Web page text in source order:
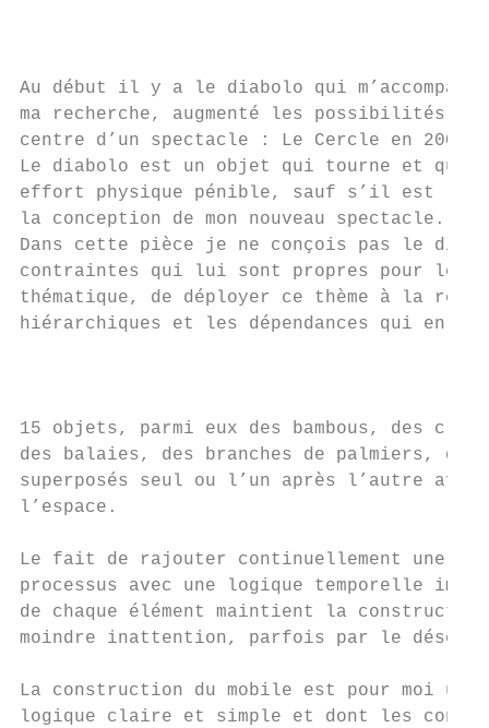
Au début il y a le diabolo qui
ma recherche, augmenté les possibilités
centre d’un spectacle : Le Cercle en
Le diabolo est un objet qui tourne et qui
effort physique pénible, sauf s’il est
la conception de mon nouveau spectacle.
Dans cette pièce je ne conçois pas le
contraintes qui lui sont propres pour les
thématique, de déployer ce thème à la
hiérarchiques et les dépendances qui en
15 objets, parmi eux des bambous, des
des balaies, des branches de palmiers, de
superposés seul ou l’un après l’autre
l’espace.
Le fait de rajouter continuellement une
processus avec une logique temporelle
de chaque élément maintient la
moindre inattention, parfois par le
La construction du mobile est pour moi
logique claire et simple et dont les